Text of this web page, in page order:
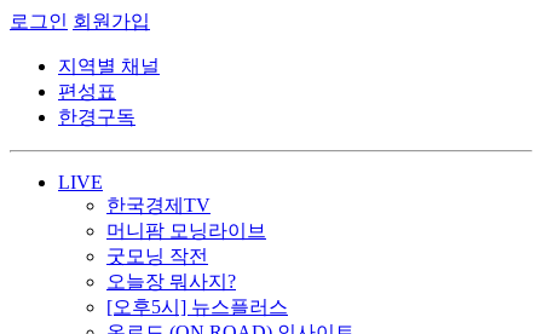
로그인 회원가입
지역별 채널
편성표
한경구독
LIVE
한국경제TV
머니팜 모닝라이브
굿모닝 작전
오늘장 뭐사지?
[오후5시] 뉴스플러스